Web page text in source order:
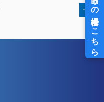
保護に対する基本方針
る公表事項